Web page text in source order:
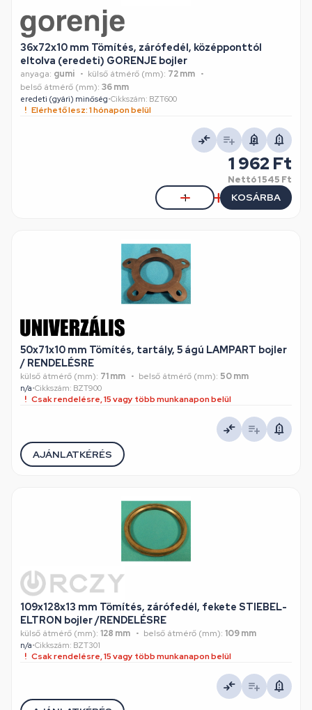
36x72x10 mm Tömítés, zárófedél, középponttól
eltolva (eredeti) GORENJE bojler
anyaga: gumi külső átmérő (mm): 72 mm
belső átmérő (mm): 36 mm
eredeti (gyári) minőség•Cikkszám: BZT600
Elérhető lesz: 1 hónapon belül
1 962 Ft
Nettó1 545 Ft
KOSÁRBA
50x71x10 mm Tömítés, tartály, 5 ágú LAMPART bojler
/ RENDELÉSRE
külső átmérő (mm): 71 mm belső átmérő (mm): 50 mm
n/a•Cikkszám: BZT900
Csak rendelésre, 15 vagy több munkanapon belül
AJÁNLATKÉRÉS
109x128x13 mm Tömítés, zárófedél, fekete STIEBEL-
ELTRON bojler /RENDELÉSRE
külső átmérő (mm): 128 mm belső átmérő (mm): 109 mm
n/a•Cikkszám: BZT301
Csak rendelésre, 15 vagy több munkanapon belül